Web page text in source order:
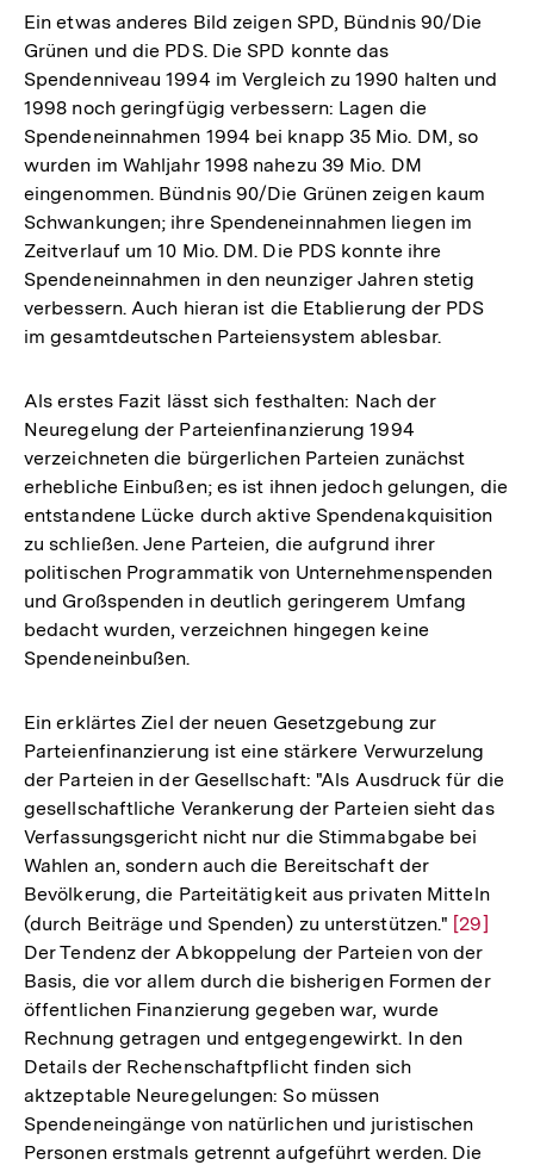
Ein etwas anderes Bild zeigen SPD, Bündnis 90/Die
Grünen und die PDS. Die SPD konnte das
Spendenniveau 1994 im Vergleich zu 1990 halten und
1998 noch geringfügig verbessern: Lagen die
Spendeneinnahmen 1994 bei knapp 35 Mio. DM, so
wurden im Wahljahr 1998 nahezu 39 Mio. DM
eingenommen. Bündnis 90/Die Grünen zeigen kaum
Schwankungen; ihre Spendeneinnahmen liegen im
Zeitverlauf um 10 Mio. DM. Die PDS konnte ihre
Spendeneinnahmen in den neunziger Jahren stetig
verbessern. Auch hieran ist die Etablierung der PDS
im gesamtdeutschen Parteiensystem ablesbar.
Als erstes Fazit lässt sich festhalten: Nach der
Neuregelung der Parteienfinanzierung 1994
verzeichneten die bürgerlichen Parteien zunächst
erhebliche Einbußen; es ist ihnen jedoch gelungen, die
entstandene Lücke durch aktive Spendenakquisition
zu schließen. Jene Parteien, die aufgrund ihrer
politischen Programmatik von Unternehmenspenden
und Großspenden in deutlich geringerem Umfang
bedacht wurden, verzeichnen hingegen keine
Spendeneinbußen.
Ein erklärtes Ziel der neuen Gesetzgebung zur
Parteienfinanzierung ist eine stärkere Verwurzelung
der Parteien in der Gesellschaft: "Als Ausdruck für die
gesellschaftliche Verankerung der Parteien sieht das
Verfassungsgericht nicht nur die Stimmabgabe bei
Wahlen an, sondern auch die Bereitschaft der
Bevölkerung, die Parteitätigkeit aus privaten Mitteln
(durch Beiträge und Spenden) zu unterstützen." Zur
der
[29]
Der Tendenz der Abkoppelung der Parteien von der
Basis, die vor allem durch die bisherigen Formen der
öffentlichen Finanzierung gegeben war, wurde
Rechnung getragen und entgegengewirkt. In den
Details der Rechenschaftpflicht finden sich
aktzeptable Neuregelungen: So müssen
Spendeneingänge von natürlichen und juristischen
Personen erstmals getrennt aufgeführt werden. Die